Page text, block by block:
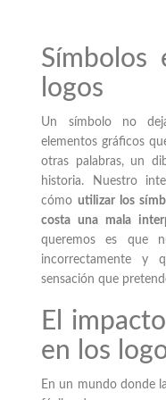
Símbolos
logos
Un símbolo no
elementos gráficos
otras palabras, un
historia. Nuestro
cómoutilizar los
costa una mala
queremos es que
incorrectamente
sensación que
El
en los
En un mundo donde